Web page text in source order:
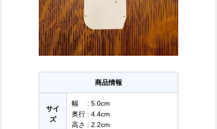
商品情報
サイ
ズ
幅 : 5.0cm
奥行 : 4.4cm
高さ : 2.2cm